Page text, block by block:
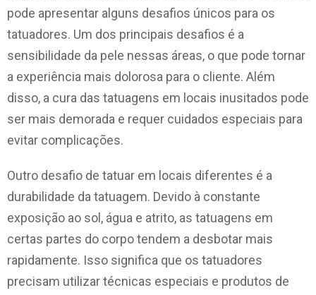
pode apresentar alguns desafios únicos para os
tatuadores. Um dos principais desafios é a
sensibilidade da pele nessas áreas, o que pode tornar
a experiência mais dolorosa para o cliente. Além
disso, a cura das tatuagens em locais inusitados pode
ser mais demorada e requer cuidados especiais para
evitar complicações.
Outro desafio de tatuar em locais diferentes é a
durabilidade da tatuagem. Devido à constante
exposição ao sol, água e atrito, as tatuagens em
certas partes do corpo tendem a desbotar mais
rapidamente. Isso significa que os tatuadores
precisam utilizar técnicas especiais e produtos de